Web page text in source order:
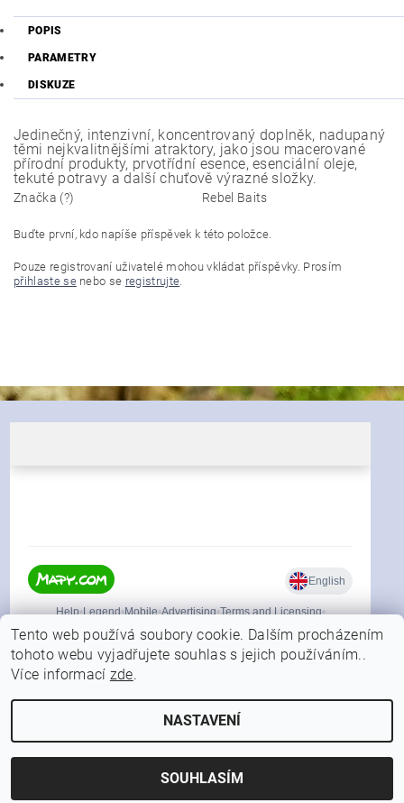
POPIS
PARAMETRY
DISKUZE
Jedinečný, intenzivní, koncentrovaný doplněk, nadupaný
těmi nejkvalitnějšími atraktory, jako jsou macerované
přírodní produkty, prvotřídní esence, esenciální oleje,
tekuté potravy a další chuťově výrazné složky.
Značka (?) Rebel Baits
Buďte první, kdo napíše příspěvek k této položce.
Pouze registrovaní uživatelé mohou vkládat příspěvky. Prosím
přihlaste senebo se registrujte.
2026 © FORFISHER.CZ, všechna práva vyhrazena
Vytvořil Shoptet
Tento web používá soubory cookie. Dalším procházením
tohoto webu vyjadřujete souhlas s jejich používáním..
Více informací zde.
NASTAVENÍ
SOUHLASÍM